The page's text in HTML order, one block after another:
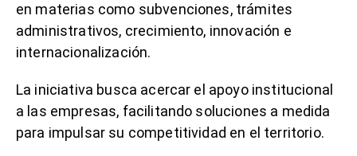
en materias como subvenciones, trámites
administrativos, crecimiento, innovación e
internacionalización.
La iniciativa busca acercar el apoyo institucional
a las empresas, facilitando soluciones a medida
para impulsar su competitividad en el territorio.